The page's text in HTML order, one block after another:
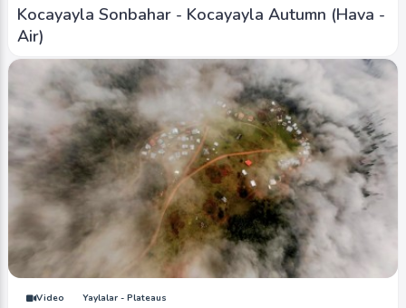
Kocayayla Sonbahar - Kocayayla Autumn (Hava -
Air)
Video Yaylalar - Plateaus